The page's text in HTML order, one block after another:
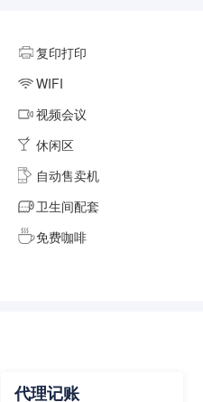
元/月/间
剩余 5间
元/月/间
剩余 4间
复印打印
WIFI
视频会议
休闲区
自动售卖机
卫生间配套
免费咖啡
代理记账